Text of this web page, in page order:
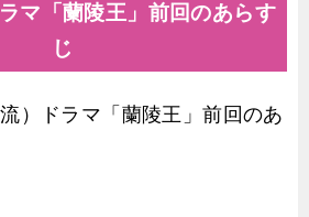
マ「蘭陵王」前回のあらす
じ
）ドラマ「蘭陵王」前回のあ